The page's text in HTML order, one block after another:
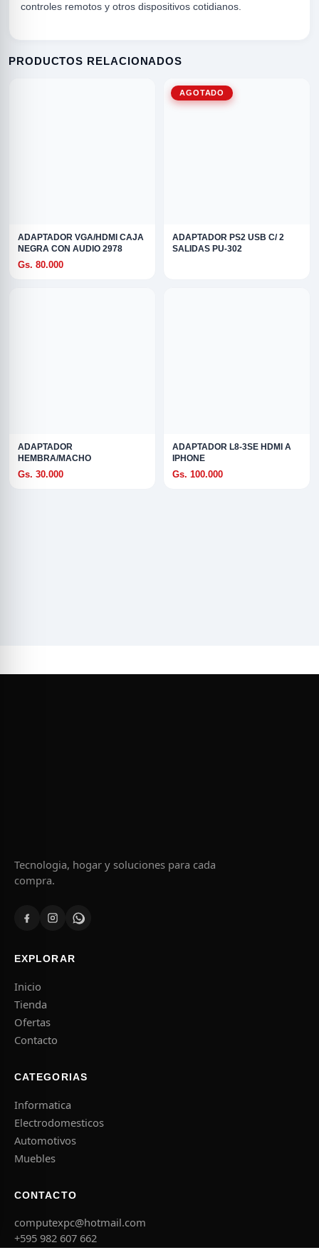
controles remotos y otros dispositivos cotidianos.
PRODUCTOS RELACIONADOS
ADAPTADOR VGA/HDMI CAJA
NEGRA CON AUDIO 2978
Gs. 80.000
AGOTADO
ADAPTADOR PS2 USB C/ 2
SALIDAS PU-302
ADAPTADOR
HEMBRA/MACHO
Gs. 30.000
ADAPTADOR L8-3SE HDMI A
IPHONE
Gs. 100.000
Tecnologia, hogar y soluciones para cada
compra.
EXPLORAR
Inicio
Tienda
Ofertas
Contacto
CATEGORIAS
Informatica
Electrodomesticos
Automotivos
Muebles
CONTACTO
computexpc@hotmail.com
+595 982 607 662